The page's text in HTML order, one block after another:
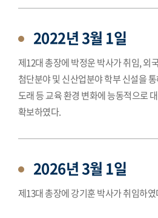
2022년 3월 1일
제12대 총장에 박정운 박사가 취임, 외
첨단분야 및 신산업분야 학부 신설을
도래 등 교육 환경 변화에 능동적으로
확보하였다.
2026년 3월 1일
제13대 총장에 강기훈 박사가 취임하